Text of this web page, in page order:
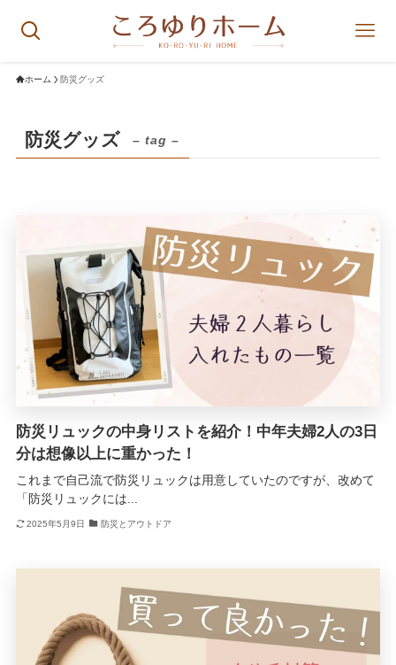
ホーム 防災グッズ
防災グッズ – tag –
防災リュックの中身リストを紹介！中年夫婦2人の3日
分は想像以上に重かった！
これまで自己流で防災リュックは用意していたのですが、改めて
「防災リュックには...
2025年5月9日 防災とアウトドア